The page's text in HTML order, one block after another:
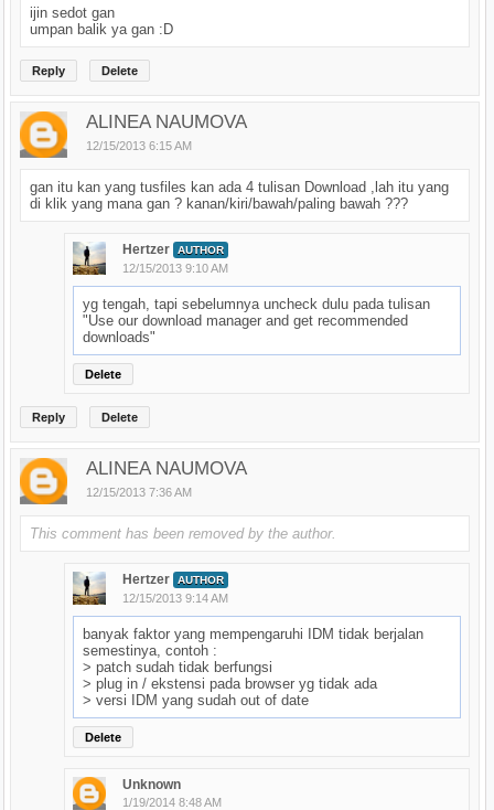
ijin sedot gan
umpan balik ya gan :D
Reply Delete
ALINEA NAUMOVA
12/15/2013 6:15 AM
gan itu kan yang tusfiles kan ada 4 tulisan Download ,lah itu yang
di klik yang mana gan ? kanan/kiri/bawah/paling bawah ???
Hertzer AUTHOR
12/15/2013 9:10 AM
yg tengah, tapi sebelumnya uncheck dulu pada tulisan
"Use our download manager and get recommended
downloads"
Delete
Reply Delete
ALINEA NAUMOVA
12/15/2013 7:36 AM
This comment has been removed by the author.
Hertzer AUTHOR
12/15/2013 9:14 AM
banyak faktor yang mempengaruhi IDM tidak berjalan
semestinya, contoh :
> patch sudah tidak berfungsi
> plug in / ekstensi pada browser yg tidak ada
> versi IDM yang sudah out of date
Delete
Unknown
1/19/2014 8:48 AM